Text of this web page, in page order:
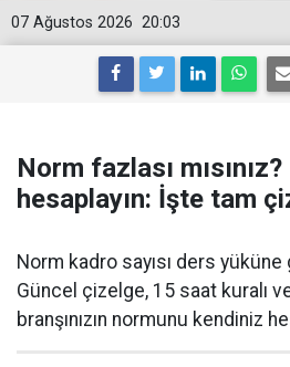
20:03
07 Ağustos 2026
Norm fazlası
hesaplayın: İşte tam
Norm kadro sayısı ders
Güncel çizelge, 15 saat kuralı
branşınızın normunu kendiniz